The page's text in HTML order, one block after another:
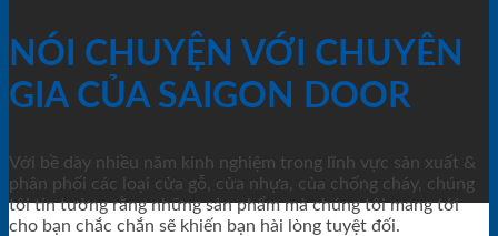
NÓI CHUYỆN VỚI CHUYÊN
GIA CỦA SAIGON DOOR
Với bề dày nhiều năm kinh nghiệm trong lĩnh vực sản xuất &
phân phối các loại cửa gỗ, cửa nhựa, của chống cháy, chúng
tôi tin tưởng rằng những sản phẩm mà chúng tôi mang tới
cho bạn chắc chắn sẽ khiến bạn hài lòng tuyệt đối.